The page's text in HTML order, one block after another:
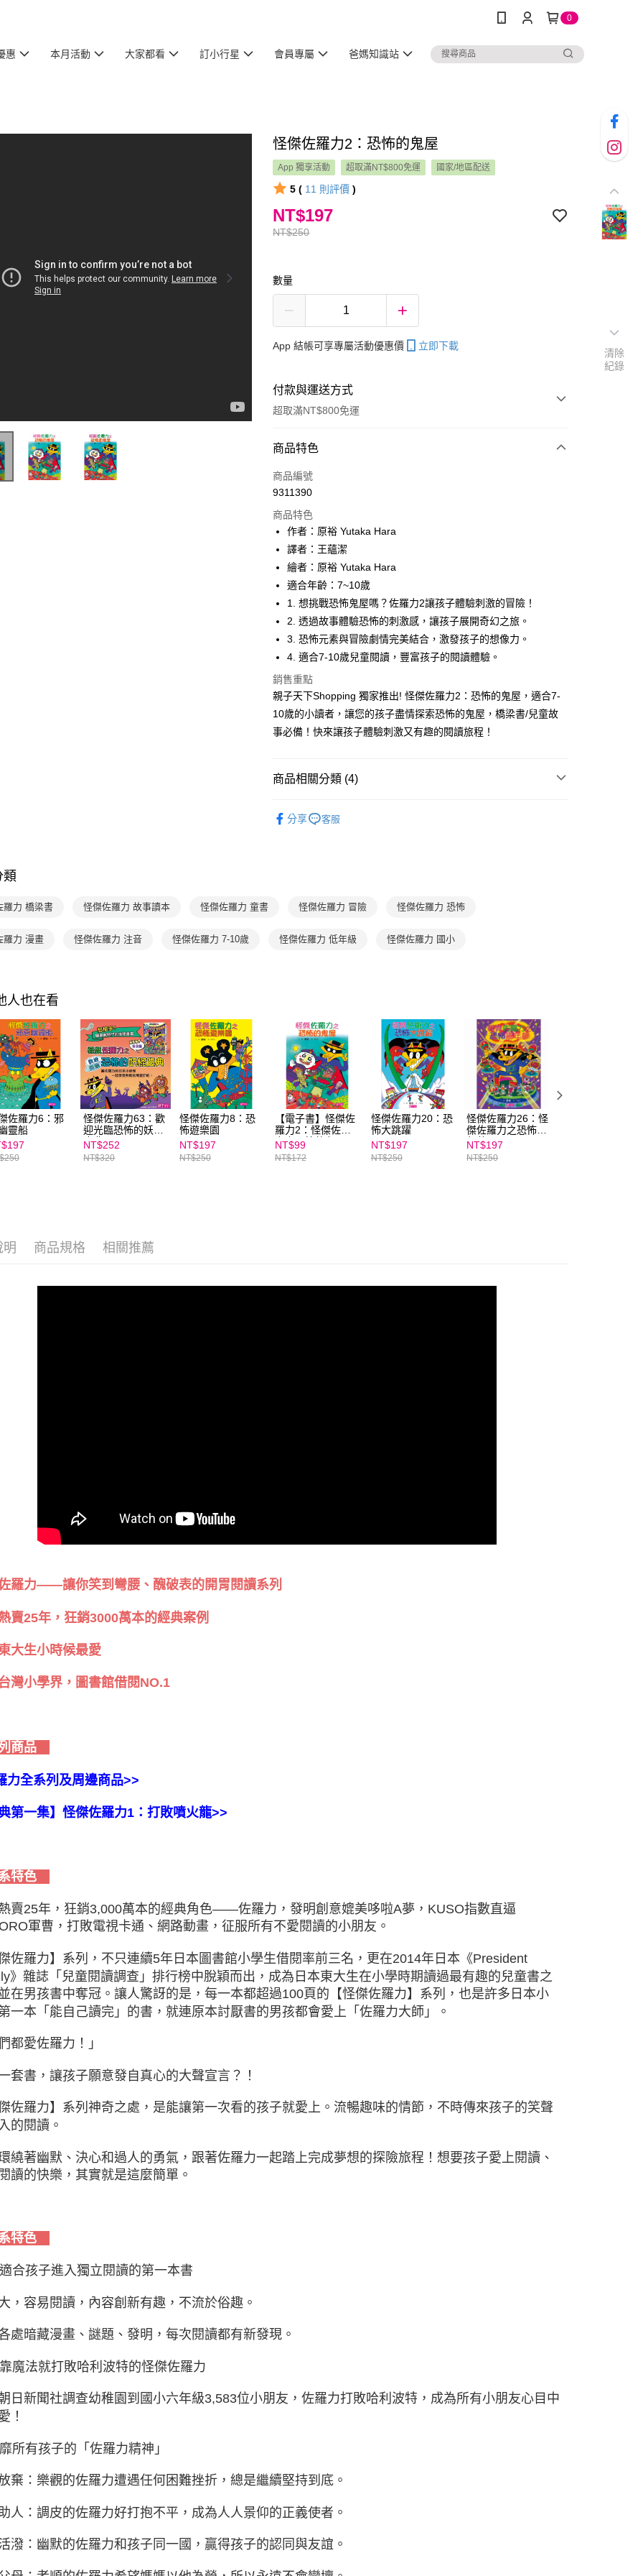
0
惠 本月活動 大家都看 訂小行星 會員專屬 爸媽知識站
怪傑佐羅力2：恐怖的鬼屋
App 獨享活動 超取滿NT$800免運 國家/地區配送
5 ( 11 則評價 )
NT$250
NT$197
數量
App 結帳可享專屬活動優惠價 立即下載
付款與運送方式
超取滿NT$800免運
付款方式
信用卡一次付款
Apple Pay
大哥付你分期
相關說明
【大哥付你分期使用說明】
1.本服務由台灣大哥大提供，台灣大哥大用戶可立即使用無須另外申請。
2.付款方式選擇「大哥付你分期」，訂單成立後會自動跳轉到大哥付的交易
流程，驗證手機門號後，選擇欲分期的期數、繳款截止日，確認付款後即
完成交易。
4.訂單成立30分鐘內，如未前往確認交易或遇審核未通過，訂單將自動取
消。如遇「轉專審核」未通過狀況，表示未達大哥付你分期系統評分，恕
【繳款方式說明】
1.分期款項不併入電信帳單，「大哥付你分期」於每月結算日後寄送繳費提
醒簡訊。
2.透過簡訊連結打開帳單後，可選擇「超商條碼／台灣大直營門市／銀行轉
【注意事項】
款買賣價金債權讓與本公司後，依約使用本公司帳單繳交帳款。
【關於「AFTEE先享後付」】
AFTEE先享後付是「在收到商品之後才付款」的支付方式。 讓您購物簡單
便利好安心！
１．簡單：不需註冊會員、不需綁卡、不需儲值。
２．便利：只要手機號碼，簡訊認證，即可結帳。
３．安心：先確認商品／服務後，再付款。
【「AFTEE先享後付」結帳流程】
１．於結帳方式選擇「AFTEE先享後付」後，將跳轉至「AFTEE先享後
／ATM／網路銀行／等多元方式進行付款，方視為交易完成。
先享後付繳納相關費用。
交易，需依本服務之必要範圍內提供個人資料，並將交易相關給付款項請
２．關於個人資料處理事宜，請瀏覽以下網址：
結果請求用戶進行身份認證。
５．嚴禁一人註冊多個帳號或使用他人資訊註冊。若發現惡意使用之情
形，恩沛科技股份有限公司將有權停止該用戶之使用額度並採取法律行
動。
ATM付款
運送方式
付款後全家取貨
每筆NT$70，滿NT$800(含以上)免運費
每筆NT$70，滿NT$800(含以上)免運費
每筆NT$70，滿NT$800(含以上)免運費
商品特色
商品編號
9311390
商品特色
作者：原裕 Yutaka Hara
譯者：王蘊潔
繪者：原裕 Yutaka Hara
適合年齡：7~10歲
1. 想挑戰恐怖鬼屋嗎？佐羅力2讓孩子體驗刺激的冒險！
2. 透過故事體驗恐怖的刺激感，讓孩子展開奇幻之旅。
3. 恐怖元素與冒險劇情完美結合，激發孩子的想像力。
4. 適合7-10歲兒童閱讀，豐富孩子的閱讀體驗。
銷售重點
親子天下Shopping 獨家推出! 怪傑佐羅力2：恐怖的鬼屋，適合7-
10歲的小讀者，讓您的孩子盡情探索恐怖的鬼屋，橋梁書/兒童故
事必備！快來讓孩子體驗刺激又有趣的閱讀旅程！
商品相關分類 (4)
分享 客服
類
羅力 橋梁書 怪傑佐羅力 故事讀本 怪傑佐羅力 童書 怪傑佐羅力 冒險 怪傑佐羅力 恐怖
羅力 漫畫 怪傑佐羅力 注音 怪傑佐羅力 7-10歲 怪傑佐羅力 低年級 怪傑佐羅力 國小
人也在看
佐羅力6：邪
靈船
怪傑佐羅力63：歡
迎光臨恐怖的妖怪
慶典
NT$252
NT$320
怪傑佐羅力8：恐
怖遊樂園
NT$197
NT$250
【電子書】怪傑佐
羅力2：怪傑佐羅
力之恐怖的鬼屋★
加價購
NT$99
NT$172
怪傑佐羅力20：恐
怖大跳躍
NT$197
NT$250
怪傑佐羅力26：怪
傑佐羅力之恐怖嘉
年華
NT$197
NT$250
明 商品規格 相關推薦
羅力——讓你笑到彎腰、醜破表的開胃閱讀系列
賣25年，狂銷3000萬本的經典案例
大生小時候最愛
灣小學界，圖書館借閱NO.1
商品
力全系列及周邊商品>>
第一集】怪傑佐羅力1：打敗噴火龍>>
特色
賣25年，狂銷3,000萬本的經典角色——佐羅力，發明創意媲美哆啦A夢，KUSO指數直逼
軍曹，打敗電視卡通、網路動畫，征服所有不愛閱讀的小朋友。
佐羅力】系列，不只連續5年日本圖書館小學生借閱率前三名，更在2014年日本《President
》雜誌「兒童閱讀調查」排行榜中脫穎而出，成為日本東大生在小學時期讀過最有趣的兒童書之
在男孩書中奪冠。讓人驚訝的是，每一本都超過100頁的【怪傑佐羅力】系列，也是許多日本小
一本「能自己讀完」的書，就連原本討厭書的男孩都會愛上「佐羅力大師」。
都愛佐羅力！」
套書，讓孩子願意發自真心的大聲宣言？！
佐羅力】系列神奇之處，是能讓第一次看的孩子就愛上。流暢趣味的情節，不時傳來孩子的笑聲
的閱讀。
繞著幽默、決心和過人的勇氣，跟著佐羅力一起踏上完成夢想的探險旅程！想要孩子愛上閱讀、
讀的快樂，其實就是這麼簡單。
特色
合孩子進入獨立閱讀的第一本書
，容易閱讀，內容創新有趣，不流於俗趣。
處暗藏漫畫、謎題、發明，每次閱讀都有新發現。
魔法就打敗哈利波特的怪傑佐羅力
日新聞社調查幼稚園到國小六年級3,583位小朋友，佐羅力打敗哈利波特，成為所有小朋友心目中
！
所有孩子的「佐羅力精神」
棄：樂觀的佐羅力遭遇任何困難挫折，總是繼續堅持到底。
人：調皮的佐羅力好打抱不平，成為人人景仰的正義使者。
潑：幽默的佐羅力和孩子同一國，贏得孩子的認同與友誼。
清除
紀錄